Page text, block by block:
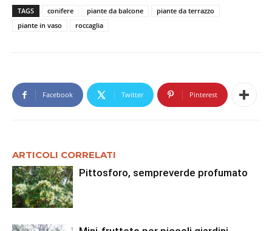
TAGS conifere piante da balcone
piante da terrazzo
piante in vaso
roccaglia
Facebook Twitter Pinterest
ARTICOLI CORRELATI
Pittosforo, sempreverde profumato